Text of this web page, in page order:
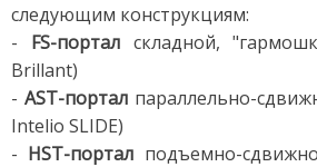
следующим конструкциям:
- FS-порталскладной,
Brillant)
- AST-порталпараллельно-
Intelio SLIDE)
- HST-портал подъемно-